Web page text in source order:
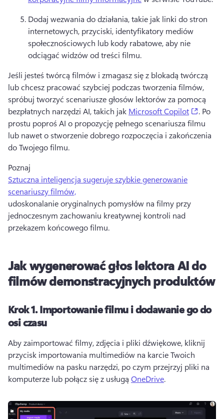
Dodaj wezwania do działania, takie jak linki do stron
internetowych, przyciski, identyfikatory mediów
społecznościowych lub kody rabatowe, aby nie
odciągać widzów od treści filmu.
Jeśli jesteś twórcą filmów i zmagasz się z blokadą twórczą
lub chcesz pracować szybciej podczas tworzenia filmów,
spróbuj tworzyć scenariusze głosów lektorów za pomocą
bezpłatnych narzędzi AI, takich jak Microsoft Copilot . Po
prostu poproś AI o propozycję pełnego scenariusza filmu
lub nawet o stworzenie dobrego rozpoczęcia i zakończenia
do Twojego filmu.
Poznaj
Sztuczna inteligencja sugeruje szybkie generowanie
scenariuszy filmów,
udoskonalanie oryginalnych pomysłów na filmy przy
jednoczesnym zachowaniu kreatywnej kontroli nad
przekazem końcowego filmu.
Jak wygenerować głos lektora AI do
filmów demonstracyjnych produktów
Krok 1.Importowanie filmu i dodawanie go do
osi czasu
Aby zaimportować filmy, zdjęcia i pliki dźwiękowe, kliknij
przycisk importowania multimediów na karcie Twoich
multimediów na pasku narzędzi, po czym przejrzyj pliki na
komputerze lub połącz się z usługą OneDrive.